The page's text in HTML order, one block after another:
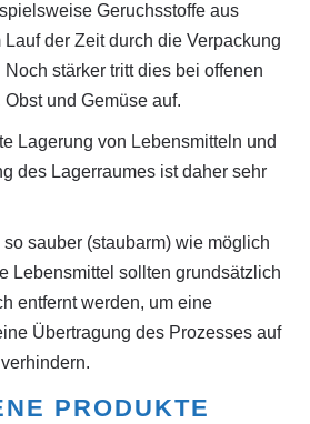
Geruchsstoffe aus
der Zeit durch die Verpackung
stärker tritt dies bei offenen
und Gemüse auf.
Lagerung von Lebensmitteln und
des Lagerraumes ist daher sehr
sauber (staubarm) wie möglich
Lebensmittel sollten grundsätzlich
entfernt werden, um eine
Übertragung des Prozesses auf
PRODUKTE